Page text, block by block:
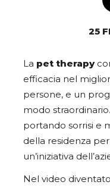
25
La pet therapy
efficacia nel
persone, e un
modo
portando sorrisi e
della residenza
un’iniziativa
Nel video